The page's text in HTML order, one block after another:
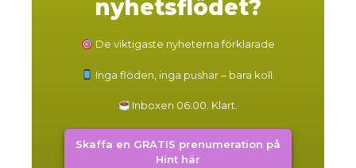
nyhetsflödet?
De viktigaste nyheterna förklarade
Inga flöden, inga pushar – bara koll.
Inboxen 06:00. Klart.
Skaffa en GRATIS prenumeration på
Hint här